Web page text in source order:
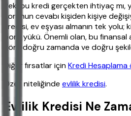
Peki bu kredi gerçekten ihtiyaç
sorunun cevabı kişiden kişiye
kredisi, ev eşyası almanın tek
borç yükü. Önemli olan, bu finansal
göre doğru zamanda ve doğru
Diğer fırsatlar içinKredi Hesaplama
Özet niteliğinde evlilik kredisi.
Evlilik Kredisi Ne